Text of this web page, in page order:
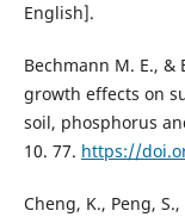
English].
Bechmann M. E., &
growth effects on
soil, phosphorus
10. 77. https://
Cheng, K., Peng,